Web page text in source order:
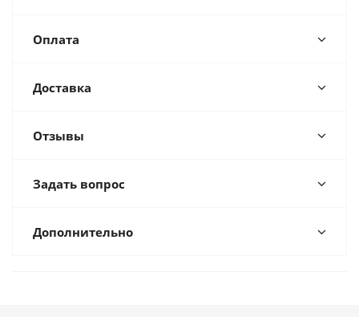
Оплата
Доставка
Отзывы
Задать вопрос
Дополнительно